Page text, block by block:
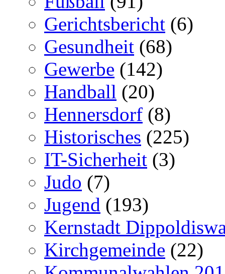
Gerichtsbericht (6)
Gesundheit (68)
Gewerbe (142)
Handball (20)
Hennersdorf (8)
Historisches (225)
IT-Sicherheit (3)
Judo (7)
Jugend (193)
Kernstadt
Kirchgemeinde (22)